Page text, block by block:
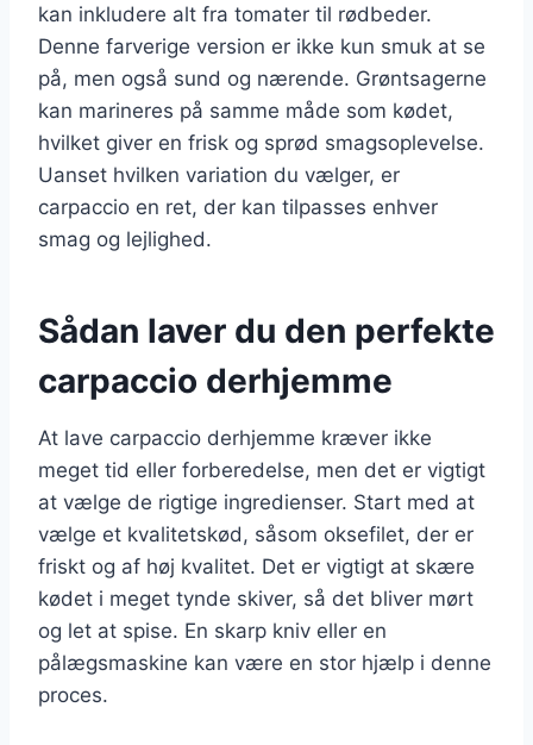
kan inkludere alt fra tomater til rødbeder.
Denne farverige version er ikke kun smuk at se
på, men også sund og nærende. Grøntsagerne
kan marineres på samme måde som kødet,
hvilket giver en frisk og sprød smagsoplevelse.
Uanset hvilken variation du vælger, er
carpaccio en ret, der kan tilpasses enhver
smag og lejlighed.
Sådan laver du den perfekte
carpaccio derhjemme
At lave carpaccio derhjemme kræver ikke
meget tid eller forberedelse, men det er vigtigt
at vælge de rigtige ingredienser. Start med at
vælge et kvalitetskød, såsom oksefilet, der er
friskt og af høj kvalitet. Det er vigtigt at skære
kødet i meget tynde skiver, så det bliver mørt
og let at spise. En skarp kniv eller en
pålægsmaskine kan være en stor hjælp i denne
proces.